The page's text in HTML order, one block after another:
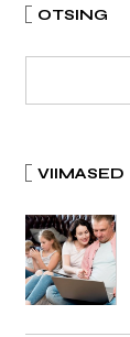
OTSING
VIIMASED